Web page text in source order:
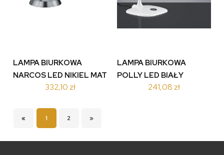
LAMPA BIURKOWA
NARCOS LED NIKIEL MAT
573190107332,10 zł
LAMPA BIURKOWA
POLLY LED BIAŁY
573910101241,08 zł
« 1 2 »